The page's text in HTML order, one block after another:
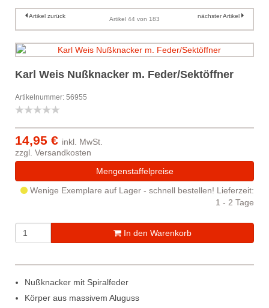
Artikel zurück Artikel 44 von 183 nächster Artikel
Karl Weis Nußknacker m. Feder/Sektöffner
Artikelnummer: 56955
14,95 € inkl. MwSt.
zzgl. Versandkosten
Mengenstaffelpreise
Wenige Exemplare auf Lager - schnell bestellen! Lieferzeit:
1 - 2 Tage
In den Warenkorb
Nußknacker mit Spiralfeder
Körper aus massivem Aluguss